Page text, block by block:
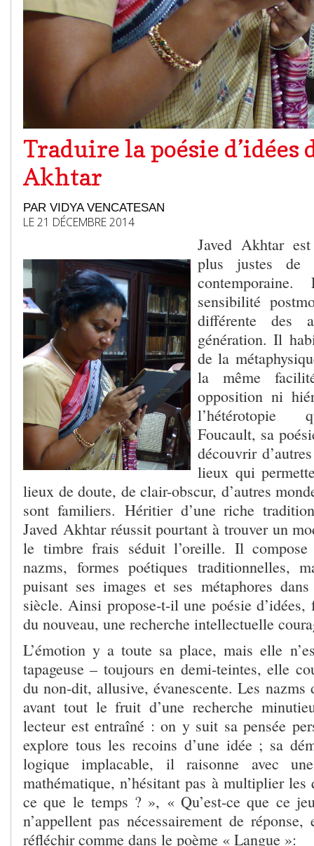
Traduire la poésie d’idées
Akhtar
PAR VIDYA VENCATESAN
LE 21 DÉCEMBRE 2014
Javed Akhtar
plus justes de
sensibilité
différente des
génération. Il
de la
la même
opposition ni
l’hétérotopie
Foucault, sa
découvrir
lieux qui
lieux de doute, de clair-obscur, d’autres
sont familiers. Héritier d’une riche
Javed Akhtar réussit pourtant à trouver un
le timbre frais séduit l’oreille. Il
nazms, formes poétiques traditionnelles,
puisant ses images et ses métaphores
siècle. Ainsi propose-t-il une poésie d’idées,
du nouveau, une recherche intellectuelle
L’émotion y a toute sa place, mais elle
tapageuse – toujours en demi-teintes, elle
du non-dit, allusive, évanescente. Les nazms
avant tout le fruit d’une recherche
lecteur est entraîné : on y suit sa pensée
explore tous les recoins d’une idée ; sa
logique implacable, il raisonne avec
mathématique, n’hésitant pas à multiplier les
ce que le temps ? », « Qu’est-ce que ce
n’appellent pas nécessairement de
réfléchir comme dans le poème « Langue »: